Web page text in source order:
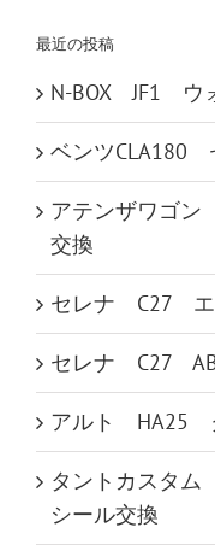
最近の投稿
N-BOX JF1 ウ
ベンツCLA180
アテンザワゴ
交換
セレナ C27 エ
セレナ C27
アルト HA25
タントカスタ
シール交換